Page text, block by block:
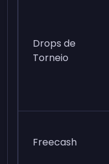
Drops de
Torneio
Freecash